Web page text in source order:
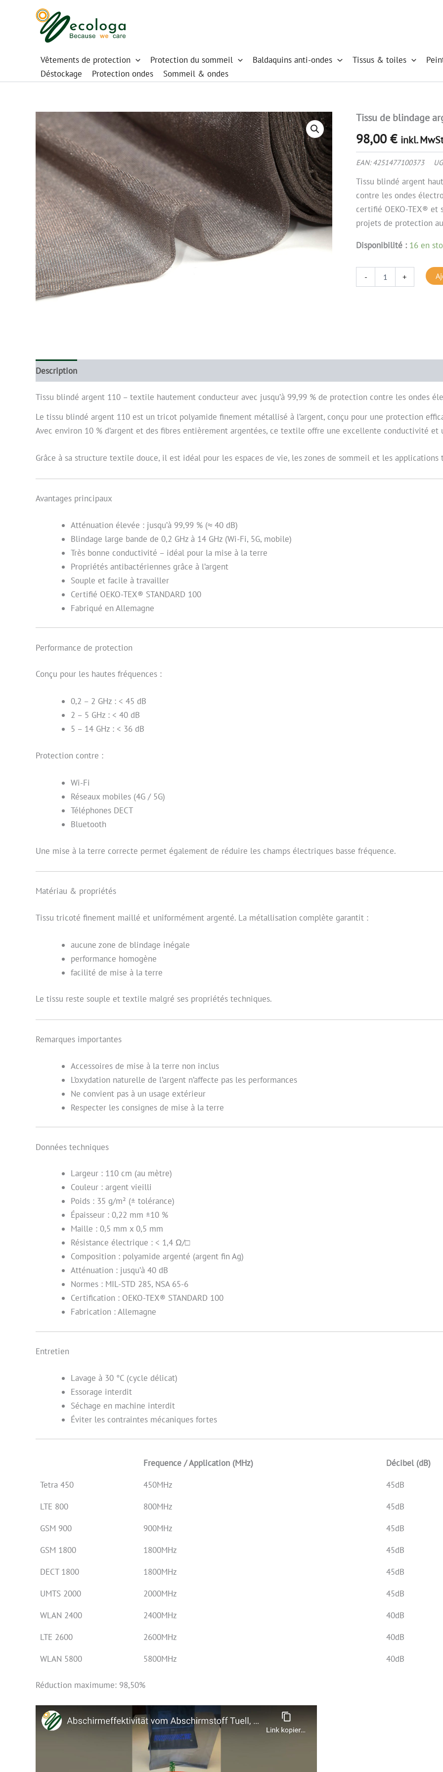
Vêtements de protection Protection du sommeil Baldaquins anti-ondes Tissus & toiles
Déstockage
Protection ondes Sommeil & ondes
Tissu de blindage
98,00 € inkl.
EAN:4251477100373
Tissu blindé argent
contre les ondes
certifié OEKO-TEX®
projets de protection
Disponibilité : 16 en
-
quantité
Tissu
de
argent
+
Description
Tissu blindé argent 110 – textile hautement conducteur avec jusqu’à 99,99 % de protection contre les ondes
Le tissu blindé argent 110 est un tricot polyamide finement métallisé à l’argent, conçu pour une protection
Avec environ 10 % d’argent et des fibres entièrement argentées, ce textile offre une excellente conductivité et
Grâce à sa structure textile douce, il est idéal pour les espaces de vie, les zones de sommeil et les applications
Avantages principaux
Atténuation élevée : jusqu’à 99,99 % (≈ 40 dB)
Blindage large bande de 0,2 GHz à 14 GHz (Wi-Fi, 5G, mobile)
Très bonne conductivité – idéal pour la mise à la terre
Propriétés antibactériennes grâce à l’argent
Souple et facile à travailler
Certifié OEKO-TEX® STANDARD 100
Fabriqué en Allemagne
Performance de protection
Conçu pour les hautes fréquences :
0,2 – 2 GHz : < 45 dB
2 – 5 GHz : < 40 dB
5 – 14 GHz : < 36 dB
Protection contre :
Wi-Fi
Réseaux mobiles (4G / 5G)
Téléphones DECT
Bluetooth
Une mise à la terre correcte permet également de réduire les champs électriques basse fréquence.
Matériau & propriétés
Tissu tricoté finement maillé et uniformément argenté. La métallisation complète garantit :
aucune zone de blindage inégale
performance homogène
facilité de mise à la terre
Le tissu reste souple et textile malgré ses propriétés techniques.
Remarques importantes
Accessoires de mise à la terre non inclus
L’oxydation naturelle de l’argent n’affecte pas les performances
Ne convient pas à un usage extérieur
Respecter les consignes de mise à la terre
Données techniques
Largeur : 110 cm (au mètre)
Couleur : argent vieilli
Poids : 35 g/m² (± tolérance)
Épaisseur : 0,22 mm ±10 %
Maille : 0,5 mm x 0,5 mm
Résistance électrique : < 1,4 Ω/□
Composition : polyamide argenté (argent fin Ag)
Atténuation : jusqu’à 40 dB
Normes : MIL-STD 285, NSA 65-6
Certification : OEKO-TEX® STANDARD 100
Fabrication : Allemagne
Entretien
Lavage à 30 °C (cycle délicat)
Essorage interdit
Séchage en machine interdit
Éviter les contraintes mécaniques fortes
Frequence / Application (MHz) Décibel (dB)
Tetra 450
450MHz 45dB
LTE 800
800MHz 45dB
GSM 900
900MHz 45dB
GSM 1800
1800MHz 45dB
DECT 1800
1800MHz 45dB
UMTS 2000
2000MHz 45dB
WLAN 2400
2400MHz 40dB
LTE 2600
2600MHz 40dB
WLAN 5800
5800MHz 40dB
Réduction maximume: 98,50%